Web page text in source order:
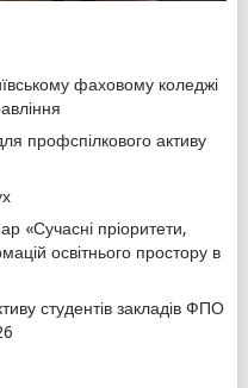
фаховому коледжі
профспілкового активу
«Сучасні пріоритети,
освітнього простору в
студентів закладів ФПО